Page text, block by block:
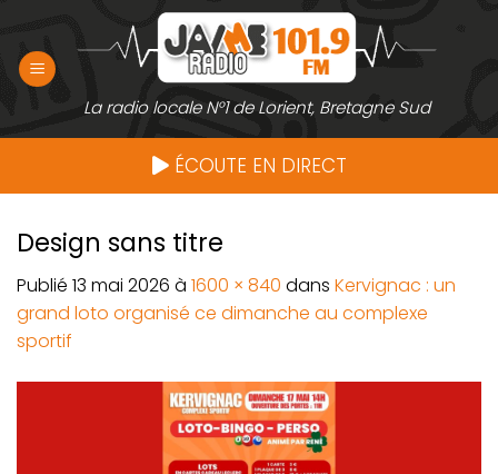
contenu
La radio locale N°1 de Lorient, Bretagne Sud
ÉCOUTE EN DIRECT
Design sans titre
Publié 13 mai 2026 à 1600 × 840 dans Kervignac : un
grand loto organisé ce dimanche au complexe
sportif